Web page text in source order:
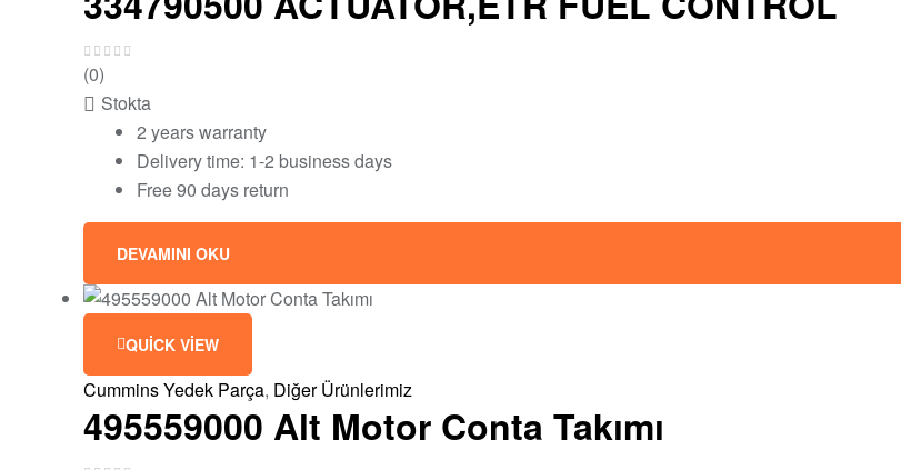
(0)
Stokta
2 years warranty
Delivery time: 1-2 business days
Free 90 days return
DEVAMINI OKU
QUICK VIEW
Cummins Yedek Parça, Diğer Ürünlerimiz
495559000 Alt Motor Conta Takımı